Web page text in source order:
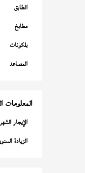
الطابق
مطابخ
بلكونات
المصاعد
المعلومات
الإيجار
الزيادة